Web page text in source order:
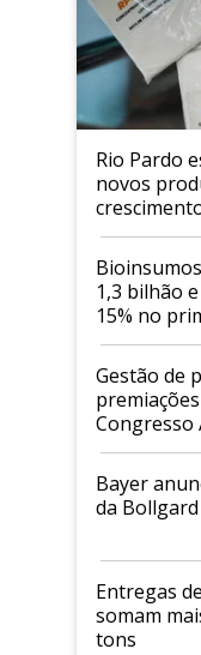
Rio Pardo
novos
1,3 bilhão
15% no
de 2026
Gestão de
Congresso
Bayer
da
Entregas
somam
tons